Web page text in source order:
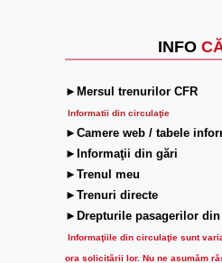
INFO
►Mersul trenurilor CFR
Informatii din circulaţie
►Camere web / tabele
►Informaţii din gări
►Trenul meu
►Trenuri directe
►Drepturile pasagerilor
Informaţiile din circulaţie sunt
ora solicitării lor. Nu ne asumăm